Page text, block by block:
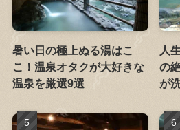
暑い日の極上ぬる湯はこ
こ！温泉オタクが大好きな
温泉を厳選9選
人
の
が